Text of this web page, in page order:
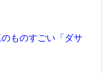
ものすごい「ダサ